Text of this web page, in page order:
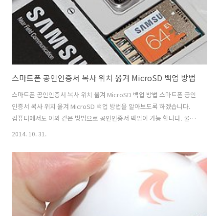
단계 더 나..
스마트폰 공인인증서 복사 위치 옮겨 MicroSD 백업 방법
스마트폰 공인인증서 복사 위치 옮겨 MicroSD 백업 방법 스마트폰 공인
인증서 복사 위치 옮겨 MicroSD 백업 방법을 알아보도록 하겠습니다.
컴퓨터에서도 이와 같은 방법으로 공인인증서 백업이 가능 합니다. 물론
이 방법이 스마트폰에서도 적용이 가능 하죠. 굳이 어렵게 옮기거나 백업
법의 핵심은 NPKI 폴더를 옮겨 두는 것 입니다. 이것이 인증서 백업이나
가져오기를 통해서 만들어지는 파일이기 때문입니다. 이 방법을 응용하
면 컴퓨터에서 인증서를 스마트폰으로 간단히 옮기는것도 가능 합니다.
그리고 스마트폰을 만약 초기화를 해야할 때 SD카드로 옮겨 놓고 백업을
하였다가 언제든 다시 복사해서 바로 사용할 수 있는 상태로 만들 수 있..
2014. 10. 31.